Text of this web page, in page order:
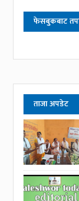
फेसबुकबाट
ताजा अपडेट